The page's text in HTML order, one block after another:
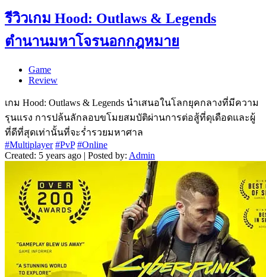
รีวิวเกม Hood: Outlaws & Legends
ตำนานมหาโจรนอกกฎหมาย
Game
Review
เกม Hood: Outlaws & Legends นำเสนอในโลกยุคกลางที่มีความ
รุนแรง การปล้นลักลอบขโมยสมบัติผ่านการต่อสู้ที่ดุเดือดและผู้
ที่ดีที่สุดเท่านั้นที่จะร่ำรวยมหาศาล
#Multiplayer #PvP #Online
Created: 5 years ago | Posted by: Admin